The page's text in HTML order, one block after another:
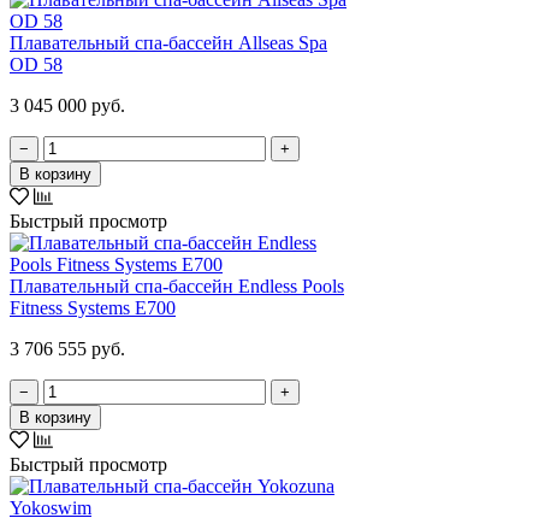
Плавательный спа-бассейн Allseas Spa
OD 58
3 045 000 руб.
−
+
В корзину
Быстрый просмотр
Плавательный спа-бассейн Endless Pools
Fitness Systems E700
3 706 555 руб.
−
+
В корзину
Быстрый просмотр